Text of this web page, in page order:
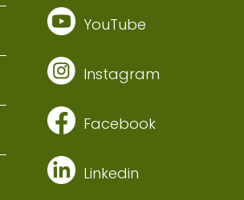
YouTube
Instagram
Facebook
Linkedin